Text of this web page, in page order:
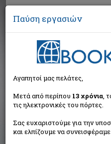
Αναζήτηση
Αποτελέσματα
Συγγραφέας: Lenau
Ταξινόμηση ανά:
Παύση εργασιών
Αγαπητοί μας πελάτες,
Μετά από περίπου 13 χρόνια,
τις ηλεκτρονικές του πόρτες.
Σας ευχαριστούμε για την
και ελπίζουμε να